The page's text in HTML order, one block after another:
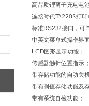
高品质锂离子充电电
连接时代TA220S打
标准RS232接口，可
中英文菜单式操作界
LCD图形显示功能；
传感器触针位置指示
带存储功能的自动关
带有测值存储功能及
带有系统自检功能；